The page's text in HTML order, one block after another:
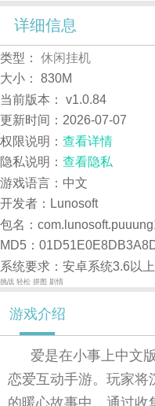
详细信息
类型：
休闲挂机
大小：
830M
当前版本：
v1.0.84
更新时间： 2026-07-07
权限说明： 查看详情
隐私说明： 查看隐私
游戏语言：中文
开发者：Lunosoft
系统要求：安卓系统3.6以上
挑战 轻松 拼图 剧情
游戏介绍
爱是在小事上中文
恋爱互动手游。玩家将
的暖心故事中，通过收